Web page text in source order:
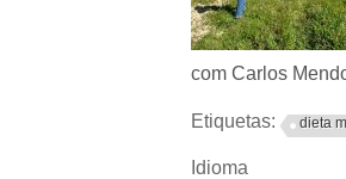
com Carlos
Etiquetas: dieta
Idioma